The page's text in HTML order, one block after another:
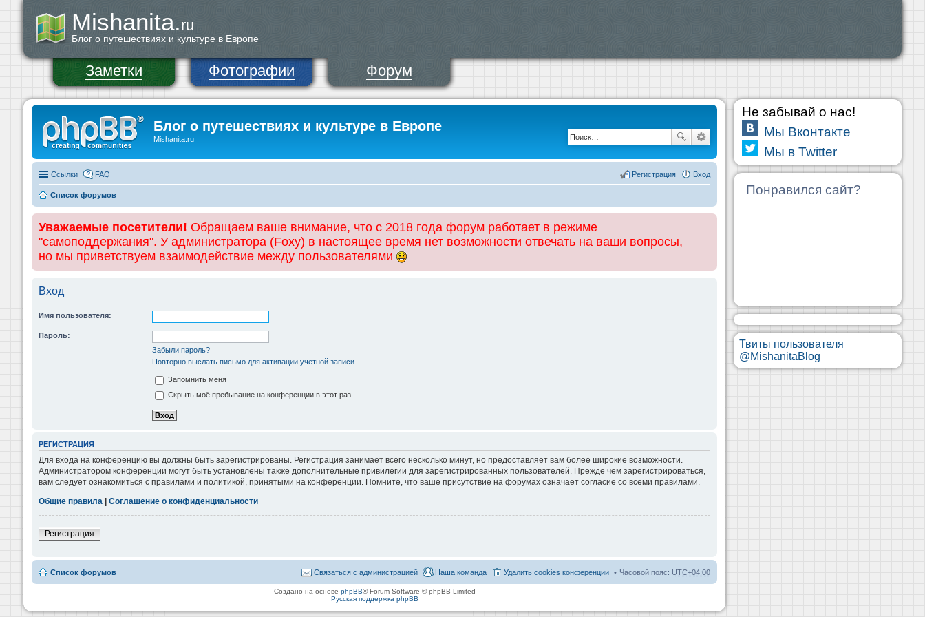
Mishanita.ru
Блог о путешествиях и культуре в Европе
Заметки Фотографии Форум
Блог о путешествиях и культуре в Европе
Mishanita.ru
Ссылки FAQ Вход
Регистрация
Список форумов
Уважаемые посетители! Обращаем ваше внимание, что с 2018 года форум работает в режиме
"самоподдержания". У администратора (Foxy) в настоящее время нет возможности отвечать на ваши вопросы,
но мы приветствуем взаимодействие между пользователями
Вход
Имя пользователя:
Пароль:
Забыли пароль?
Повторно выслать письмо для активации учётной записи
Запомнить меня
Скрыть моё пребывание на конференции в этот раз
РЕГИСТРАЦИЯ
Для входа на конференцию вы должны быть зарегистрированы. Регистрация занимает всего несколько минут, но предоставляет вам более широкие возможности.
Администратором конференции могут быть установлены также дополнительные привилегии для зарегистрированных пользователей. Прежде чем зарегистрироваться,
вам следует ознакомиться с правилами и политикой, принятыми на конференции. Помните, что ваше присутствие на форумах означает согласие со всеми правилами.
Общие правила
Соглашение о конфиденциальности
Регистрация
Список форумов Часовой пояс: UTC+04:00
Удалить cookies конференции
Наша команда
Связаться с администрацией
Создано на основе phpBB® Forum Software © phpBB Limited
Русская поддержка phpBB
Не забывай о нас!
Мы Вконтакте
Мы в Twitter
Понравился сайт?
Твиты пользователя
@MishanitaBlog